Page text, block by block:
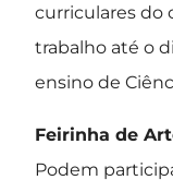
curriculares do
trabalho até o
ensino de
Feirinha de
Podem